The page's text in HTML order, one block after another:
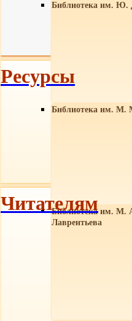
Библиотека им. Ю.
Библиотека им. М.
Библиотека им. М.
Лаврентьева
Ресурсы
Читателям